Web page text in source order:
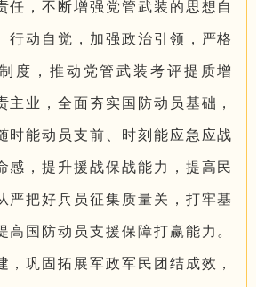
任，不断增强党管武装的思想自
行动自觉，加强政治引领，严格
度，推动党管武装考评提质增
主业，全面夯实国防动员基础，
时能动员支前、时刻能应急应战
感，提升援战保战能力，提高民
严把好兵员征集质量关，打牢基
高国防动员支援保障打赢能力。
，巩固拓展军政军民团结成效，